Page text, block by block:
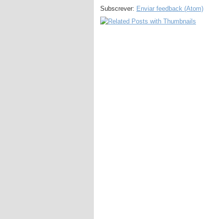
Subscrever: Enviar feedback (Atom)